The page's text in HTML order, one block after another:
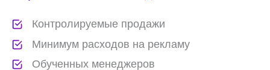
Создание и настройка отдела
Поиск точек роста, бюджет по сегментам,
УТП и позиционирование, функционал